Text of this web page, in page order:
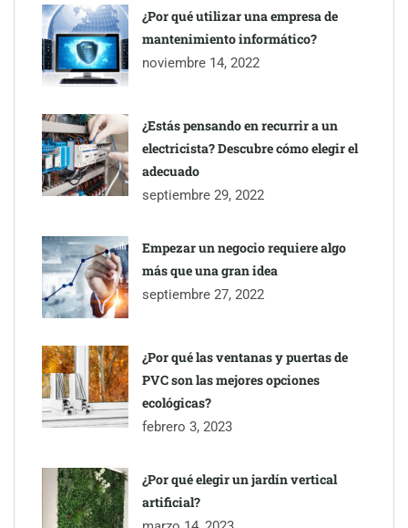
¿Por qué utilizar una empresa de
mantenimiento informático?
noviembre 14, 2022
¿Estás pensando en recurrir a un
electricista? Descubre cómo elegir el
adecuado
septiembre 29, 2022
Empezar un negocio requiere algo
más que una gran idea
septiembre 27, 2022
¿Por qué las ventanas y puertas de
PVC son las mejores opciones
ecológicas?
febrero 3, 2023
¿Por qué elegir un jardín vertical
artificial?